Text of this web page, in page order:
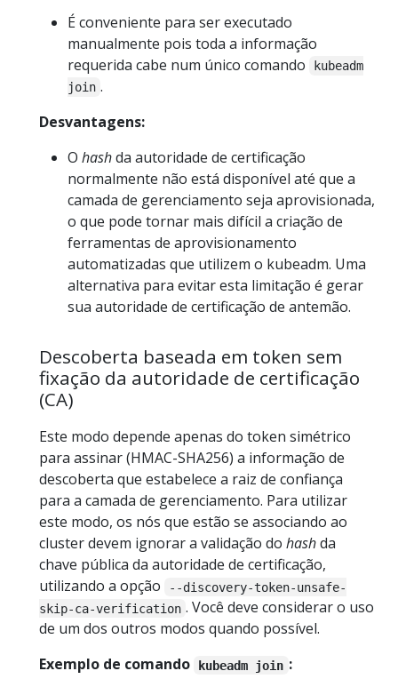
É conveniente para ser executado
manualmente pois toda a informação
requerida cabe num único comando
kubeadm
join .
Desvantagens:
O hashda autoridade de certificação
normalmente não está disponível até que a
camada de gerenciamento seja aprovisionada,
o que pode tornar mais difícil a criação de
ferramentas de aprovisionamento
automatizadas que utilizem o kubeadm. Uma
alternativa para evitar esta limitação é gerar
sua autoridade de certificação de antemão.
Descoberta baseada em token sem
fixação da autoridade de certificação
(CA)
Este modo depende apenas do token simétrico
para assinar (HMAC-SHA256) a informação de
descoberta que estabelece a raiz de confiança
para a camada de gerenciamento. Para utilizar
este modo, os nós que estão se associando ao
cluster devem ignorar a validação do hashda
chave pública da autoridade de certificação,
utilizando a opção
--discovery-token-unsafe-
skip-ca-verification . Você deve considerar o uso
de um dos outros modos quando possível.
Exemplo de comando
kubeadm join :